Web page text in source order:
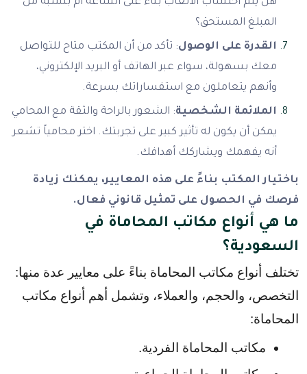
هل يتم احتساب الأتعاب بناءً على الساعة أم بنسبة من
المبلغ المستحق؟
القدرة على الوصول: تأكد من أن المكتب متاح للتواصل
معك بسهولة، سواء عبر الهاتف أو البريد الإلكتروني،
وأنهم يتعاملون مع استفساراتك بسرعة.
الملائمة الشخصية: الشعور بالراحة والثقة مع المحامي
يمكن أن يكون له تأثير كبير على تجربتك. اختر محامياً تشعر
أنه يفهمك ويشاركك أهدافك.
باختيار المكتب بناءً على هذه المعايير، يمكنك زيادة
فرصك في الحصول على تمثيل قانوني فعال.
ما هي أنواع مكاتب المحاماة في
السعودية؟
المحاماة:
مكاتب المحاماة الفردية.